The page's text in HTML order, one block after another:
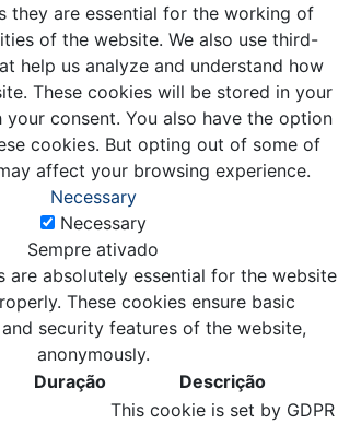
they are essential for the working of
of the website. We also use third-
help us analyze and understand how
These cookies will be stored in your
consent. You also have the option
cookies. But opting out of some of
affect your browsing experience.
Necessary
Necessary
Sempre ativado
are absolutely essential for the website
These cookies ensure basic
security features of the website,
anonymously.
Duração Descrição
This cookie is set by GDPR